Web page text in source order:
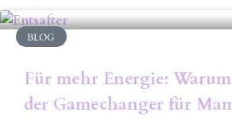
BLOG
Für mehr Energie:
der Gamechanger für